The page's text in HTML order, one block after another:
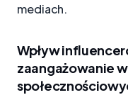
mediach.
Wpływ
zaangażowanie